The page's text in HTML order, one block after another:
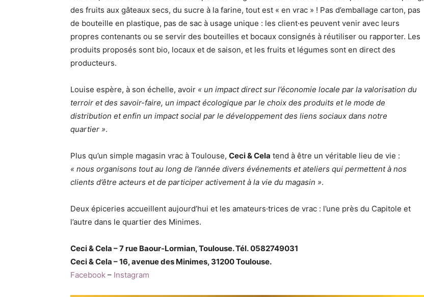
des fruits aux gâteaux secs, du sucre à la farine, tout est « en vrac » ! Pas d’emballage carton, pas
de bouteille en plastique, pas de sac à usage unique : les client·es peuvent venir avec leurs
propres contenants ou se servir des bouteilles et bocaux consignés à réutiliser ou rapporter. Les
produits proposés sont bio, locaux et de saison, et les fruits et légumes sont en direct des
producteurs.
Louise espère, à son échelle, avoir « un impact direct sur l’économie locale par la valorisation du
terroir et des savoir-faire, un impact écologique par le choix des produits et le mode de
distribution et enfin un impact social par le développement des liens sociaux dans notre
quartier ».
Plus qu’un simple magasin vrac à Toulouse, Ceci & Cela tend à être un véritable lieu de vie :
« nous organisons tout au long de l’année divers événements et ateliers qui permettent à nos
clients d’être acteurs et de participer activement à la vie du magasin ».
Deux épiceries accueillent aujourd’hui et les amateurs·trices de vrac : l’une près du Capitole et
l’autre dans le quartier des Minimes.
Ceci & Cela – 7 rue Baour-Lormian, Toulouse. Tél. 0582749031
Ceci & Cela – 16, avenue des Minimes, 31200 Toulouse.
Facebook – Instagram